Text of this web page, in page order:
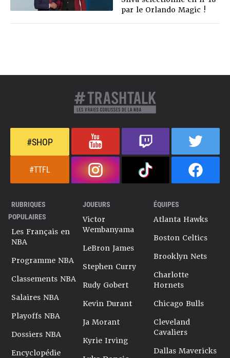
par le Orlando Magic !
#SHOP
#TTFL
RUBRIQUES
POPULAIRES
Les Français en
NBA
Programme NBA
Classements NBA
Salaires NBA
Playoffs NBA
Dossiers NBA
Encyclopédie
JOUEURS
Victor
Wembanyama
LeBron James
Stephen Curry
Rudy Gobert
Kevin Durant
Ja Morant
Kyrie Irving
ÉQUIPES
Atlanta Hawks
Boston Celtics
Brooklyn Nets
Charlotte
Hornets
Chicago Bulls
Cleveland
Cavaliers
Dallas Mavericks